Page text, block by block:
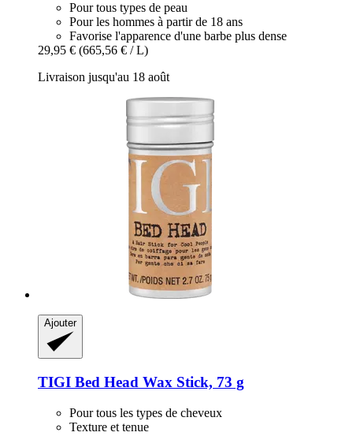
Pour tous types de peau
Pour les hommes à partir de 18 ans
Favorise l'apparence d'une barbe plus dense
29,95 € (665,56 € / L)
Livraison jusqu'au 18 août
Ajouter
TIGI Bed Head Wax Stick, 73 g
Pour tous les types de cheveux
Texture et tenue